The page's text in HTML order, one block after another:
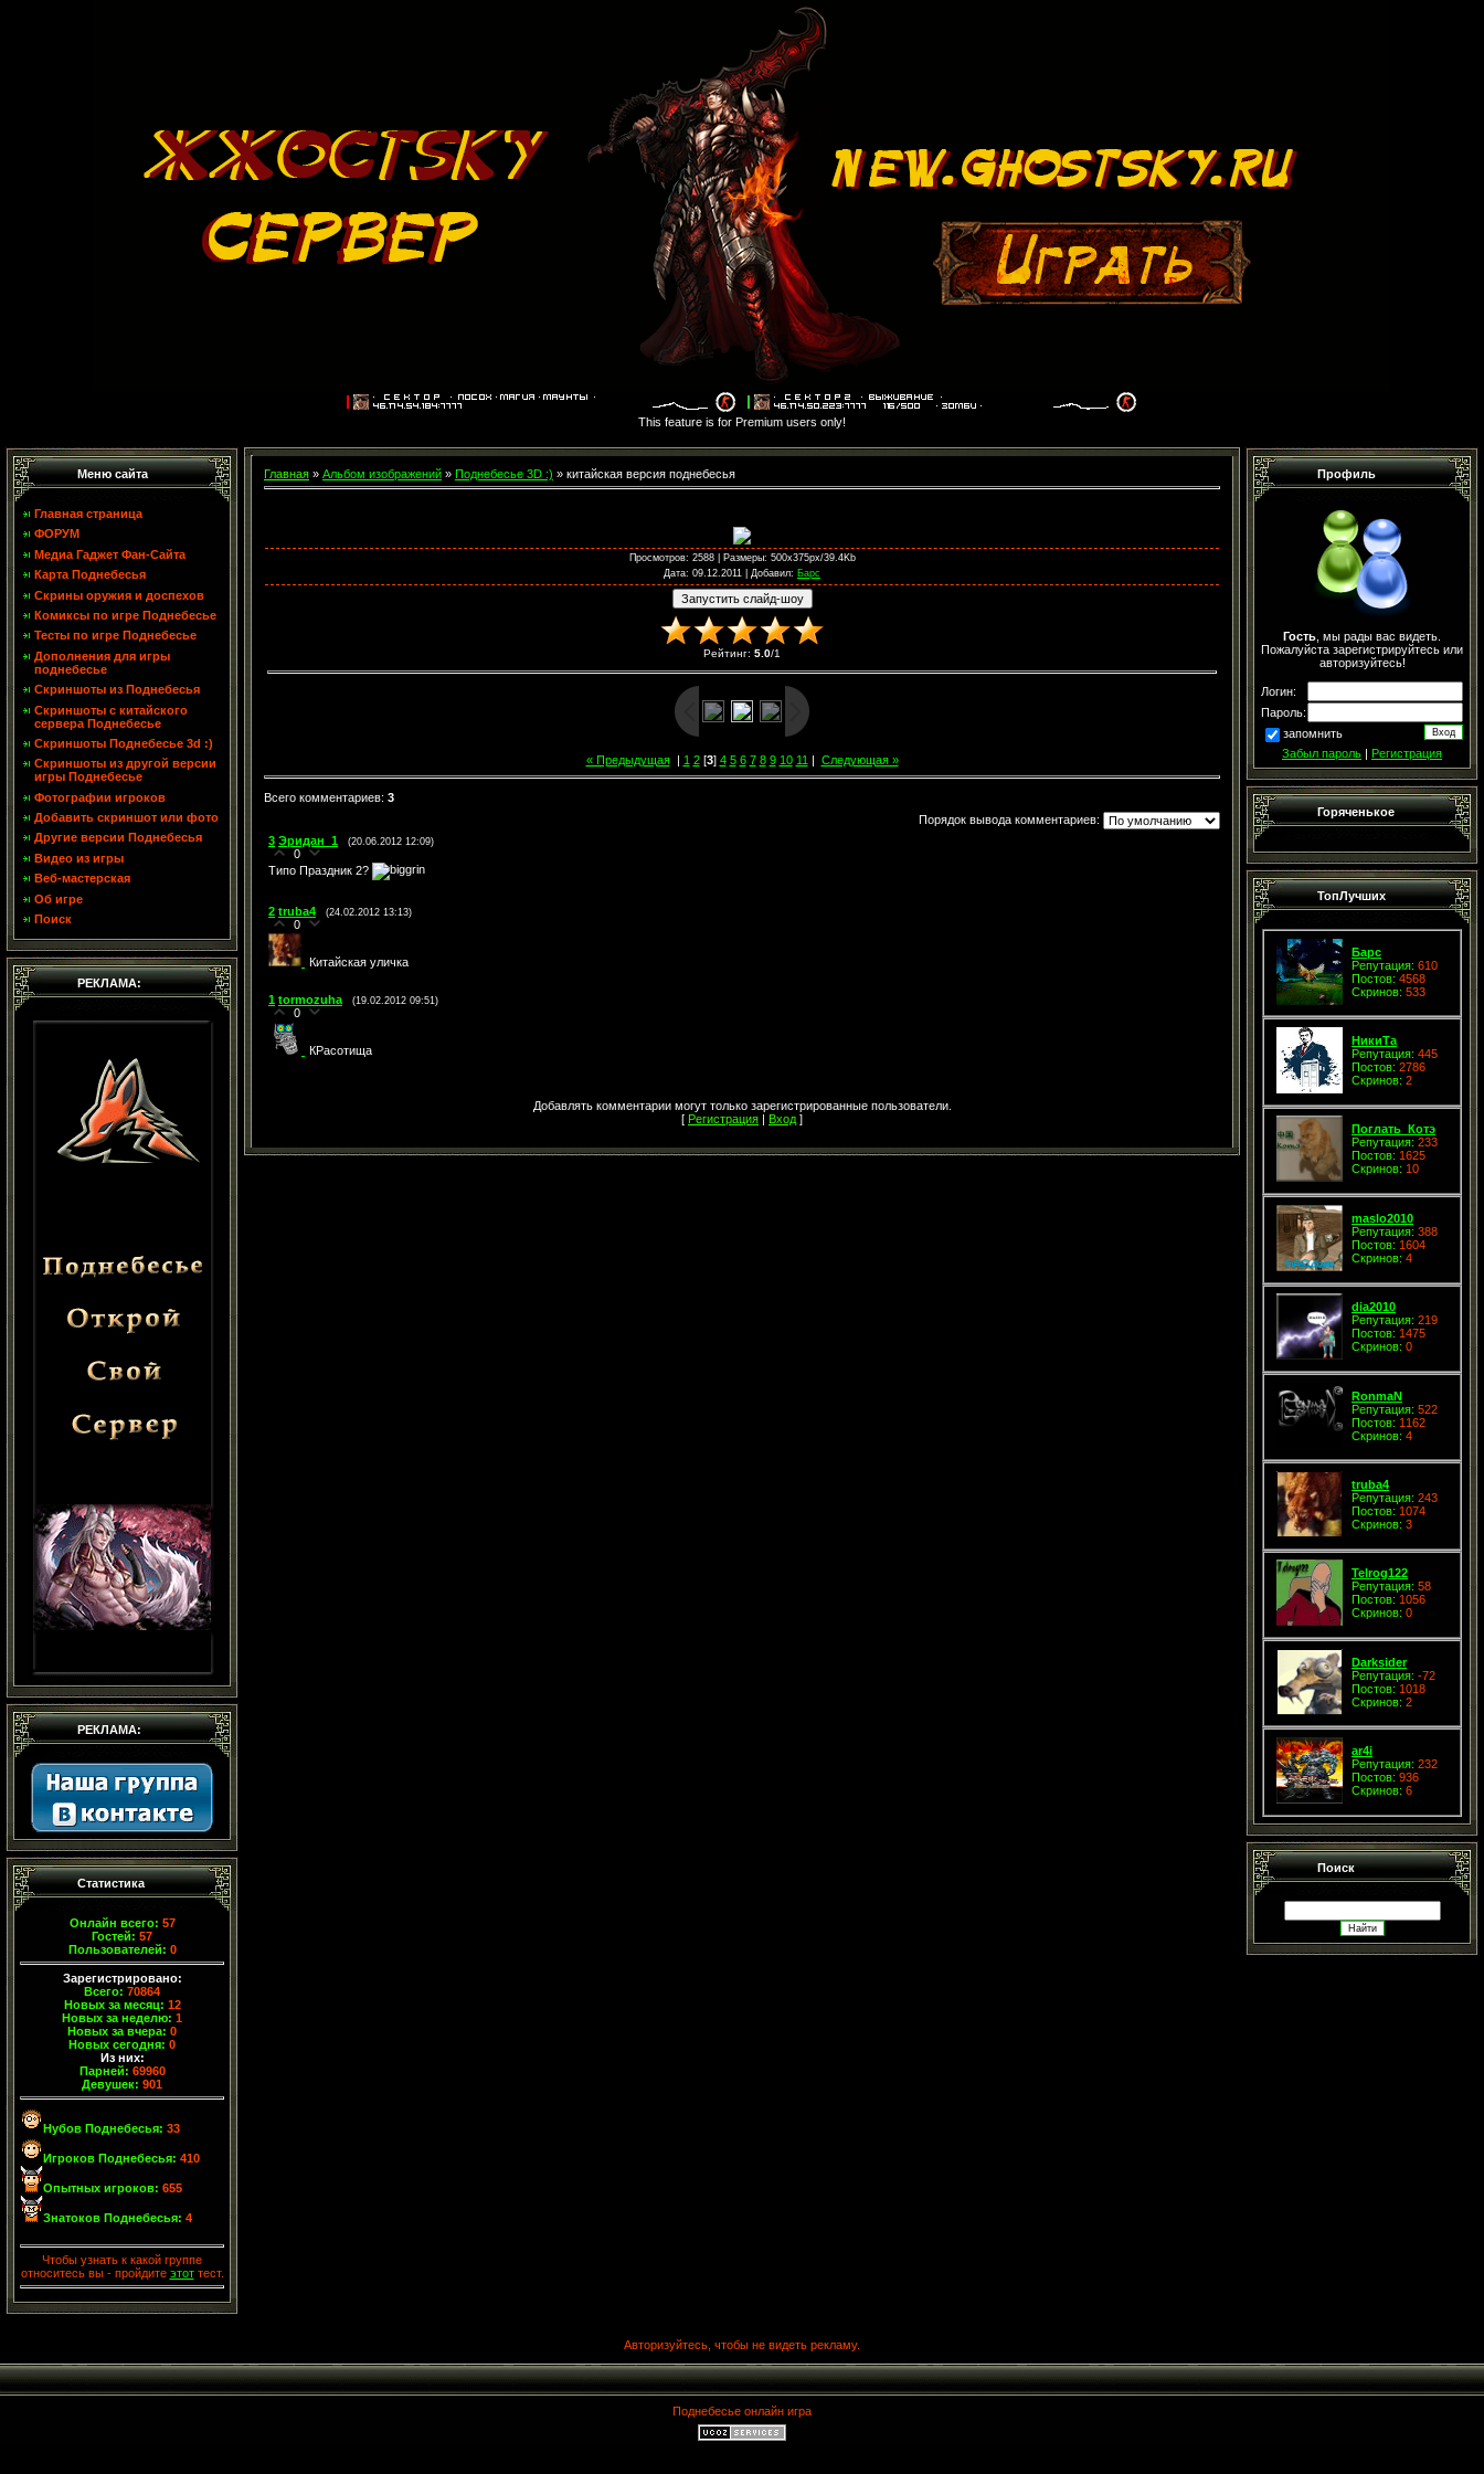
This feature is for Premium users only!
Меню сайта
Главная страница
ФОРУМ
Медиа Гаджет Фан-Сайта
Карта Поднебесья
Скрины оружия и доспехов
Комиксы по игре Поднебесье
Тесты по игре Поднебесье
Дополнения для игры
поднебесье
Скриншоты из Поднебесья
Скриншоты с китайского
сервера Поднебесье
Скриншоты Поднебесье 3d :)
Скриншоты из другой версии
игры Поднебесье
Фотографии игроков
Добавить скриншот или фото
Другие версии Поднебесья
Видео из игры
Веб-мастерская
Об игре
Поиск
РЕКЛАМА:
РЕКЛАМА:
Статистика
Онлайн всего: 57
Гостей: 57
Пользователей: 0
Зарегистрировано:
Всего: 70864
Новых за месяц: 12
Новых за неделю: 1
Новых за вчера: 0
Новых сегодня: 0
Из них:
Парней: 69960
Девушек: 901
Нубов Поднебесья: 33
Игроков Поднебесья: 410
Опытных игроков: 655
Знатоков Поднебесья: 4
Чтобы узнать к какой группе
относитесь вы - пройдите этоттест.
Главная » Альбом изображений » Поднебесье 3D :) » китайская версия поднебесья
Просмотров: 2588 | Размеры: 500x375px/39.4Kb
Дата: 09.12.2011 | Добавил: Барс
Рейтинг: 5.0/1
« Предыдущая| 1 2[3] 4 5 6 7 8 9 10 11 | Следующая »
Всего комментариев: 3
Порядок вывода комментариев:
3 Эридан_1 (20.06.2012 12:09)
0
Типо Праздник 2?
2 truba4 (24.02.2012 13:13)
0
Китайская уличка
1 tormozuha (19.02.2012 09:51)
0
КРасотища
Добавлять комментарии могут только зарегистрированные пользователи.
[ Регистрация Вход ]
Профиль
Гость , мы рады вас видеть.
Пожалуйста зарегистрируйтесь или
авторизуйтесь!
Логин:
Пароль:
запомнить
Забыл пароль
Регистрация
Горяченькое
ТопЛучших
Барс
Репутация: 610
Постов: 4568
Скринов: 533
НикиТа
Репутация: 445
Постов: 2786
Скринов: 2
Поглать_Котэ
Репутация: 233
Постов: 1625
Скринов: 10
maslo2010
Репутация: 388
Постов: 1604
Скринов: 4
dia2010
Репутация: 219
Постов: 1475
Скринов: 0
RonmaN
Репутация: 522
Постов: 1162
Скринов: 4
truba4
Репутация: 243
Постов: 1074
Скринов: 3
Telrog122
Репутация: 58
Постов: 1056
Скринов: 0
Darksider
Репутация: -72
Постов: 1018
Скринов: 2
ar4i
Репутация: 232
Постов: 936
Скринов: 6
Поиск
Авторизуйтесь, чтобы не видеть рекламу.
Поднебесье онлайн игра